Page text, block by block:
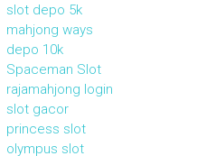
slot depo 5k
mahjong ways
depo 10k
Spaceman Slot
rajamahjong login
slot gacor
princess slot
olympus slot